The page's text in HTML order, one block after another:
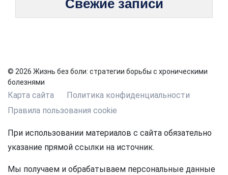
Свежие записи
© 2026 Жизнь без боли: стратегии борьбы с хроническими
болезнями
Карта сайта
Политика конфиденциальности
Правила пользования cookie
При использовании материалов с сайта обязательно
указание прямой ссылки на источник.
Мы получаем и обрабатываем персональные данные